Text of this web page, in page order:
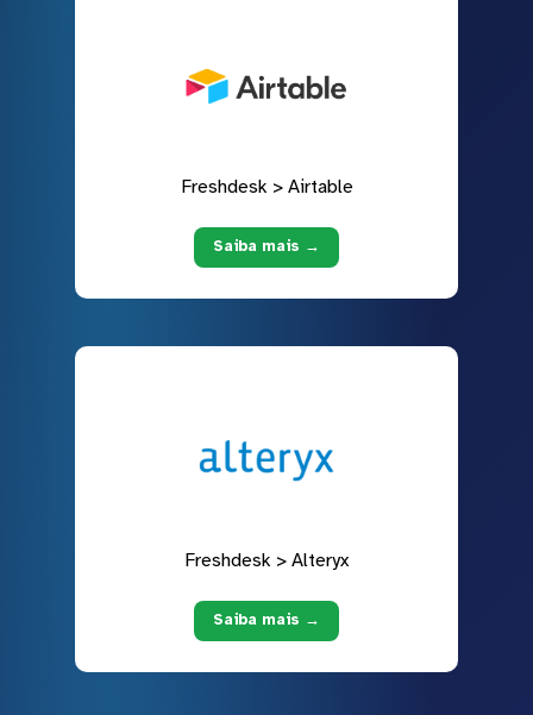
Freshdesk > Airtable
Saiba mais →
Freshdesk > Alteryx
Saiba mais →